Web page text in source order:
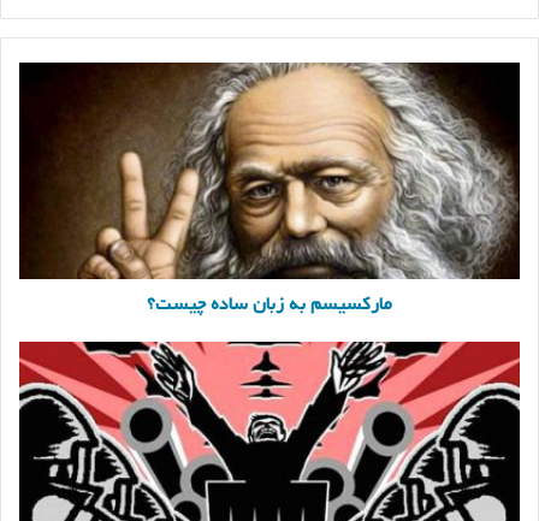
مارکسیسم
چیست؟
مارکسیسم به زبان ساده چیست؟
توتالیتر
یا
تمامیت
خواهی
معناست؟